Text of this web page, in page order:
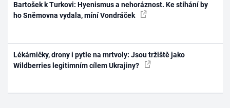
Bartošek k Turkovi: Hyenismus a nehoráznost. Ke stíhání by
ho Sněmovna vydala, míní Vondráček
Lékárničky, drony i pytle na mrtvoly: Jsou tržiště jako
Wildberries legitimním cílem Ukrajiny?